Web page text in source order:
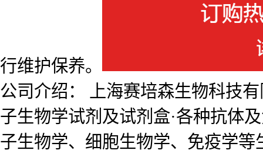
行维护保养。
公司介绍： 上海赛培森生物科技有
子生物学试剂及试剂盒·各种抗体
子生物学、细胞生物学、免疫学